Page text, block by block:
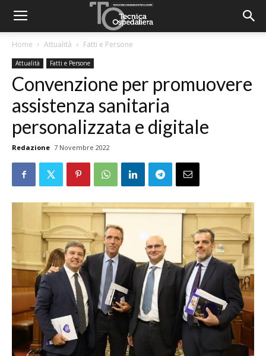
Home Attualità Fatti e Persone
Attualità Fatti e Persone
Convenzione per promuovere
assistenza sanitaria
personalizzata e digitale
Redazione 7 Novembre 2022